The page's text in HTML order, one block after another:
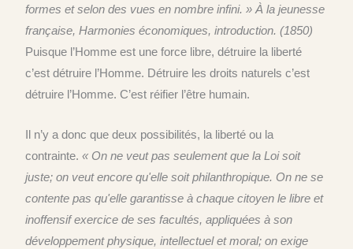
formes et selon des vues en nombre infini. »À la jeunesse
française, Harmonies économiques, introduction. (1850)
Puisque l’Homme est une force libre, détruire la liberté
c’est détruire l’Homme. Détruire les droits naturels c’est
détruire l’Homme. C’est réifier l’être humain.
Il n’y a donc que deux possibilités, la liberté ou la
contrainte.« On ne veut pas seulement que la Loi soit
juste; on veut encore qu'elle soit philanthropique. On ne se
contente pas qu'elle garantisse à chaque citoyen le libre et
inoffensif exercice de ses facultés, appliquées à son
développement physique, intellectuel et moral; on exige